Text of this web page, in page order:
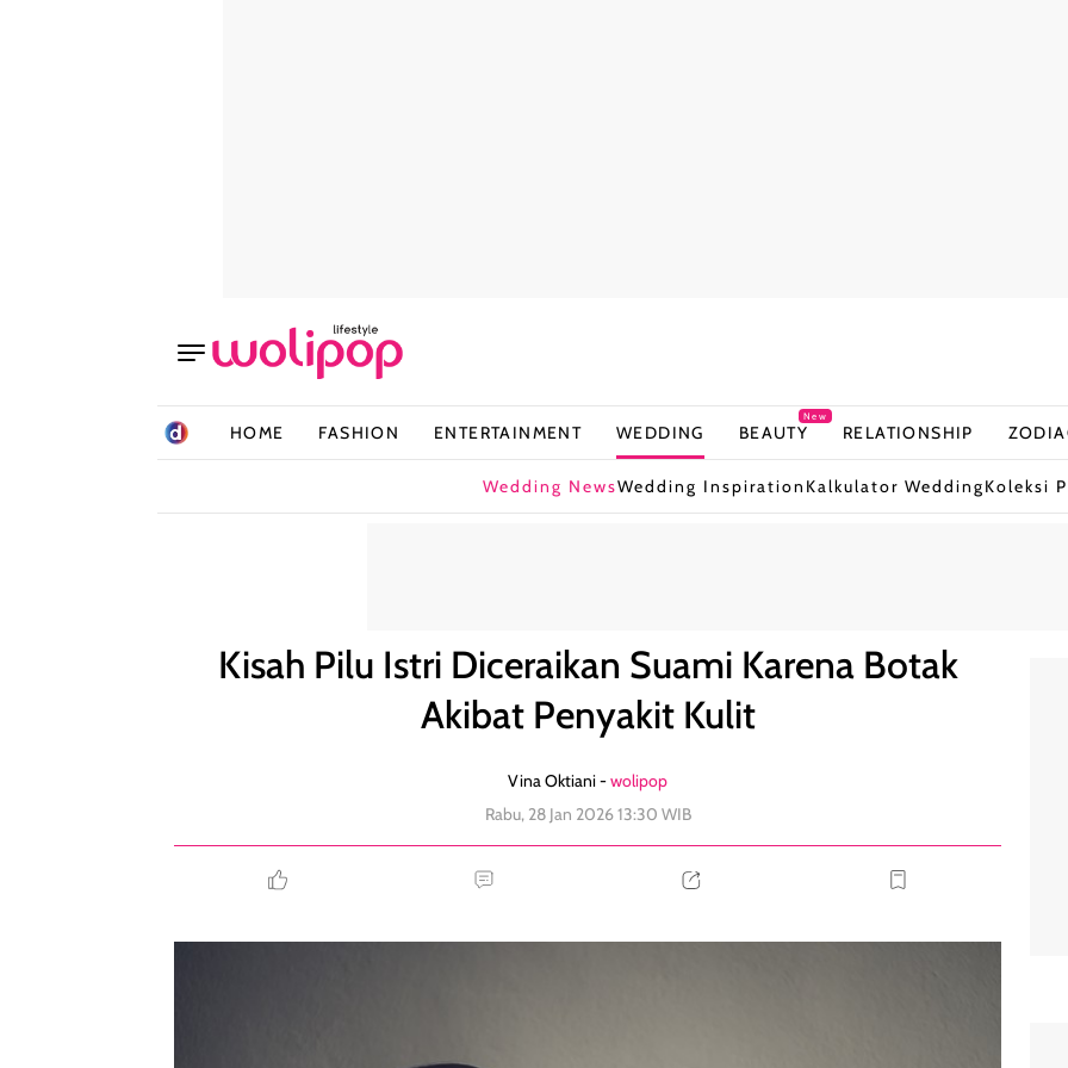
HOME FASHION ENTERTAINMENT WEDDING BEAUTY
New
RELATIONSHIP
Wedding NewsWedding Inspiration Kalkulator WeddingKoleksi
Kisah Pilu Istri Diceraikan Suami Karena Botak
Akibat Penyakit Kulit
Vina Oktiani -wolipop
Rabu, 28 Jan 2026 13:30 WIB